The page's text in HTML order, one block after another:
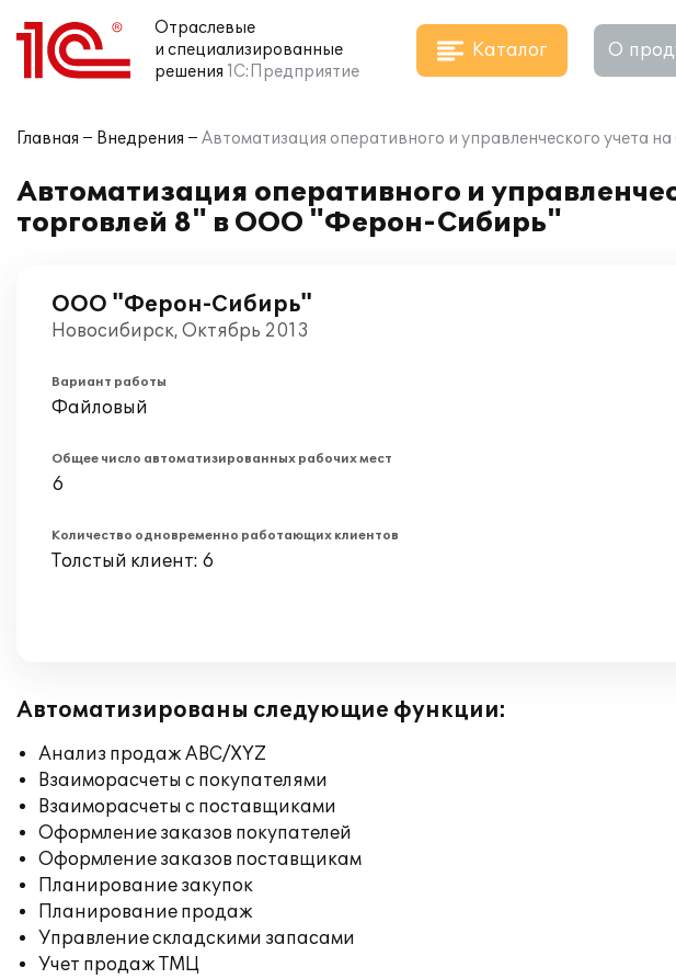
Отраслевые
и специализированные
решения 1С:Предприятие
Каталог О
Главная Внедрения Автоматизация оперативного и управленческого
Автоматизация оперативного и
торговлей 8" в ООО "Ферон-Сибирь"
ООО "Ферон-Сибирь"
Новосибирск, Октябрь 2013
Вариант работы
Файловый
Общее число автоматизированных рабочих мест
6
Количество одновременно работающих клиентов
Толстый клиент: 6
Автоматизированы следующие функции:
Анализ продаж ABC/XYZ
Взаиморасчеты с покупателями
Взаиморасчеты с поставщиками
Оформление заказов покупателей
Оформление заказов поставщикам
Планирование закупок
Планирование продаж
Управление складскими запасами
Учет продаж ТМЦ